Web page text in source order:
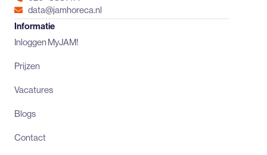
data@jamhoreca.nl
Informatie
Inloggen MyJAM!
Prijzen
Vacatures
Blogs
Contact